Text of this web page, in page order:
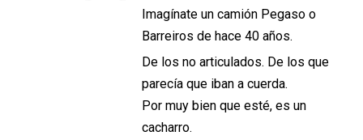
Imagínate un camión Pegaso o
Barreiros de hace 40 años.
De los no articulados. De los que
parecía que iban a cuerda.
Por muy bien que esté, es un
cacharro.